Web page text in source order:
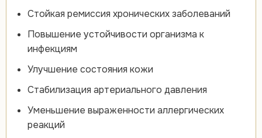
Стойкая ремиссия хронических заболеваний
Повышение устойчивости организма к
инфекциям
Улучшение состояния кожи
Стабилизация артериального давления
Уменьшение выраженности аллергических
реакций